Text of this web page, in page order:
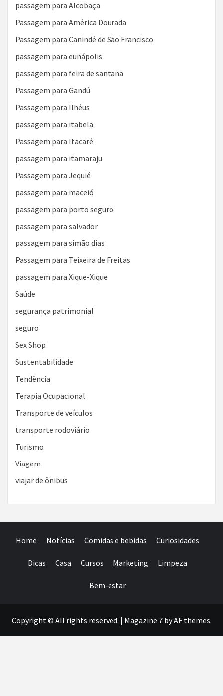
passagem para Alcobaça
Passagem para América Dourada
Passagem para Canindé de São Francisco
passagem para eunápolis
passagem para feira de santana
Passagem para Gandú
Passagem para Ilhéus
passagem para itabela
Passagem para Itacaré
passagem para itamaraju
Passagem para Jequié
passagem para maceió
passagem para porto seguro
passagem para salvador
passagem para simão dias
Passagem para Teixeira de Freitas
passagem para Xique-Xique
Saúde
segurança patrimonial
seguro
Sex Shop
Sustentabilidade
Tendência
Terapia Ocupacional
Transporte de veículos
transporte rodoviário
Turismo
Viagem
viajar de ônibus
Home Notícias Comidas e bebidas Curiosidades
Dicas Casa Cursos Marketing Limpeza
Bem-estar
Copyright © All rights reserved. | Magazine 7by AF themes.